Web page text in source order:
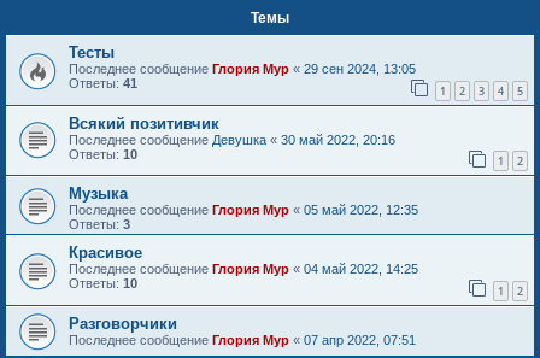
Темы
Тесты
Последнее сообщение Глория Мур « 29 сен 2024, 13:05
Ответы: 41 1 2 3 4 5
Всякий позитивчик
Последнее сообщение Девушка « 30 май 2022, 20:16
Ответы: 10 1 2
Музыка
Последнее сообщение Глория Мур « 05 май 2022, 12:35
Ответы: 3
Красивое
Последнее сообщение Глория Мур « 04 май 2022, 14:25
Ответы: 10 1 2
Разговорчики
Последнее сообщение Глория Мур « 07 апр 2022, 07:51